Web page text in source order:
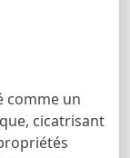
comme un
cicatrisant